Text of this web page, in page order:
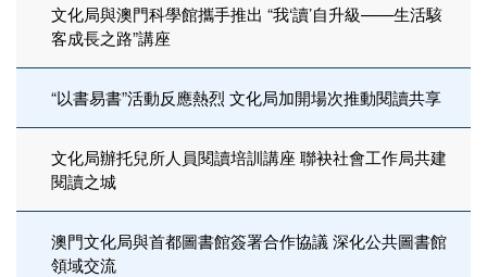
文化局與澳門科學館攜手推出 “我‘讀’自升級——生活駭
客成長之路”講座
“以書易書”活動反應熱烈 文化局加開場次推動閱讀共享
文化局辦托兒所人員閱讀培訓講座 聯袂社會工作局共建
閱讀之城
澳門文化局與首都圖書館簽署合作協議 深化公共圖書館
領域交流